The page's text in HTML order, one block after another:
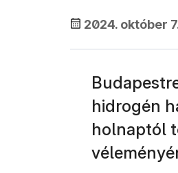
2024. október
hidrogén
holnaptól